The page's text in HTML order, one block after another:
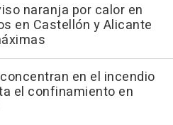
naranja por calor en
en Castellón y Alicante
en el incendio
el confinamiento en